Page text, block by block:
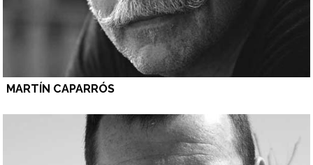
MARTÍN CAPARRÓS